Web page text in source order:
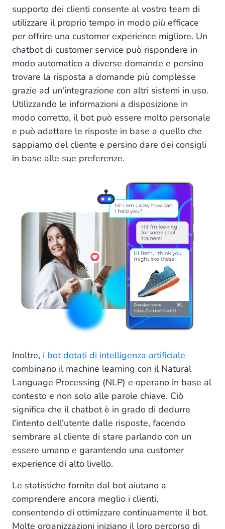
supporto dei clienti consente al vostro team di
utilizzare il proprio tempo in modo più efficace
per offrire una customer experience migliore. Un
chatbot di customer service può rispondere in
modo automatico a diverse domande e persino
trovare la risposta a domande più complesse
grazie ad un'integrazione con altri sistemi in uso.
Utilizzando le informazioni a disposizione in
modo corretto, il bot può essere molto personale
e può adattare le risposte in base a quello che
sappiamo del cliente e persino dare dei consigli
in base alle sue preferenze.
Inoltre, i bot dotati di intelligenza artificiale
combinano il machine learning con il Natural
Language Processing (NLP) e operano in base al
contesto e non solo alle parole chiave. Ciò
significa che il chatbot è in grado di dedurre
l'intento dell'utente dalle risposte, facendo
sembrare al cliente di stare parlando con un
essere umano e garantendo una customer
experience di alto livello.
Le statistiche fornite dal bot aiutano a
comprendere ancora meglio i clienti,
consentendo di ottimizzare continuamente il bot.
Molte organizzazioni iniziano il loro percorso di